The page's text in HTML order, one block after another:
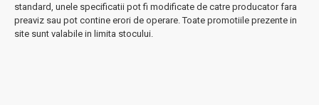
Garanție 2 anicu service autorizat.Notă importantă: Din motive
de igienă, produsul nu poate fi returnat.
standard, unele specificatii pot fi modificate de catre producator fara
preaviz sau pot contine erori de operare. Toate promotiile prezente in
site sunt valabile in limita stocului.